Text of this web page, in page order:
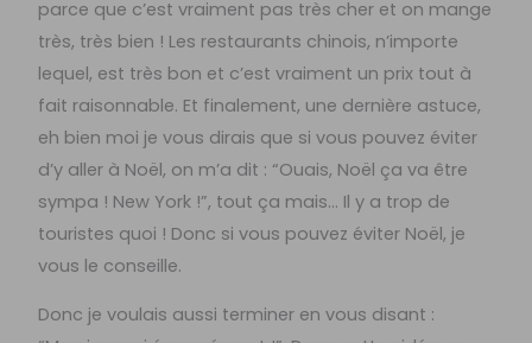
parce que c’est vraiment pas très cher et on mange
très, très bien ! Les restaurants chinois, n’importe
lequel, est très bon et c’est vraiment un prix tout à
fait raisonnable. Et finalement, une dernière astuce,
eh bien moi je vous dirais que si vous pouvez éviter
d’y aller à Noël, on m’a dit : “Ouais, Noël ça va être
sympa ! New York !”, tout ça mais… Il y a trop de
touristes quoi ! Donc si vous pouvez éviter Noël, je
vous le conseille.
Donc je voulais aussi terminer en vous disant :